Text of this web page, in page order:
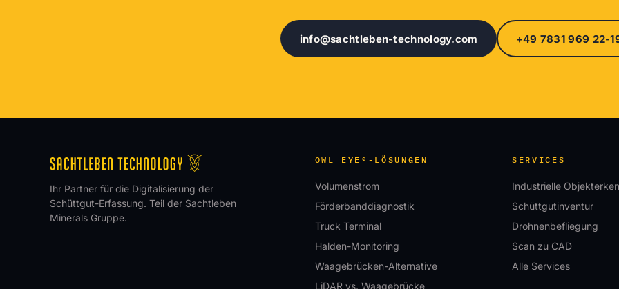
info@sachtleben-technology.com +49 7831 969 22-
Ihr Partner für die Digitalisierung der
Schüttgut-Erfassung. Teil der Sachtleben
Minerals Gruppe.
OWL EYE®-LÖSUNGEN
Volumenstrom
Förderbanddiagnostik
Truck Terminal
Halden-Monitoring
Waagebrücken-Alternative
LiDAR vs. Waagebrücke
SERVICES
Industrielle
Schüttgutinventur
Drohnenbefliegung
Scan zu CAD
Alle Services